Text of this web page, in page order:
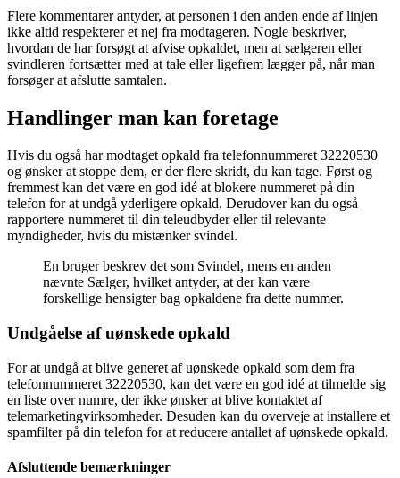
Flere kommentarer antyder, at personen i den anden ende af linjen
ikke altid respekterer et nej fra modtageren. Nogle beskriver,
hvordan de har forsøgt at afvise opkaldet, men at sælgeren eller
svindleren fortsætter med at tale eller ligefrem lægger på, når man
forsøger at afslutte samtalen.
Handlinger man kan foretage
Hvis du også har modtaget opkald fra telefonnummeret 32220530
og ønsker at stoppe dem, er der flere skridt, du kan tage. Først og
fremmest kan det være en god idé at blokere nummeret på din
telefon for at undgå yderligere opkald. Derudover kan du også
rapportere nummeret til din teleudbyder eller til relevante
myndigheder, hvis du mistænker svindel.
En bruger beskrev det som Svindel, mens en anden
nævnte Sælger, hvilket antyder, at der kan være
forskellige hensigter bag opkaldene fra dette nummer.
Undgåelse af uønskede opkald
For at undgå at blive generet af uønskede opkald som dem fra
telefonnummeret 32220530, kan det være en god idé at tilmelde sig
en liste over numre, der ikke ønsker at blive kontaktet af
telemarketingvirksomheder. Desuden kan du overveje at installere et
spamfilter på din telefon for at reducere antallet af uønskede opkald.
Afsluttende bemærkninger